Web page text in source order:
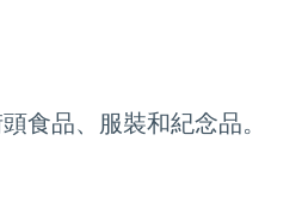
食品、服裝和紀念品。